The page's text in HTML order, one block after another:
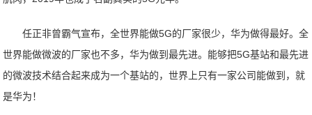
任正非曾霸气宣布，全世界能做5G的厂家很少，华为做得最好。全
世界能做微波的厂家也不多，华为做到最先进。能够把5G基站和最先进
的微波技术结合起来成为一个基站的，世界上只有一家公司能做到，就
是华为！